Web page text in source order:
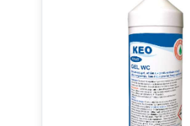
Placer 1 à 3 blocs dans le
renouveler dès que les